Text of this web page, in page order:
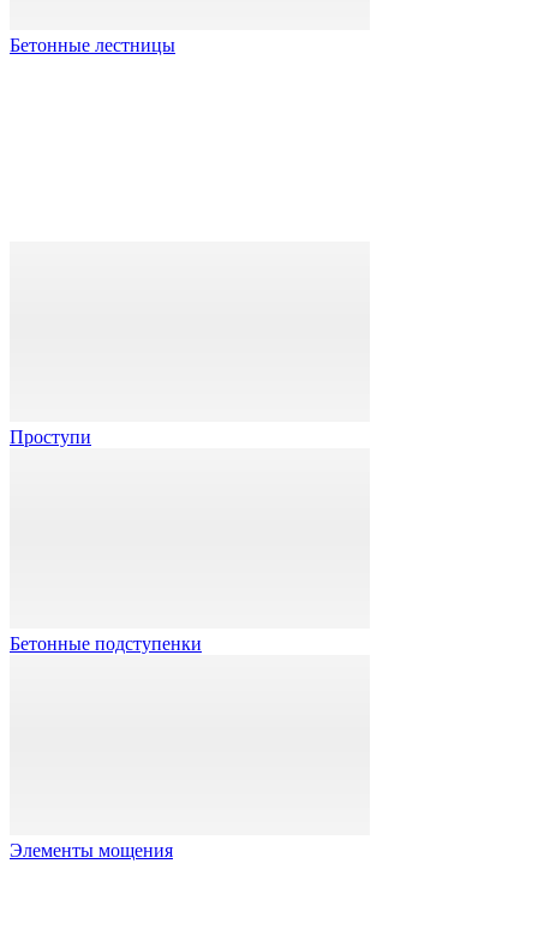
Бетонные лестницы
Проступи
Бетонные подступенки
Элементы мощения